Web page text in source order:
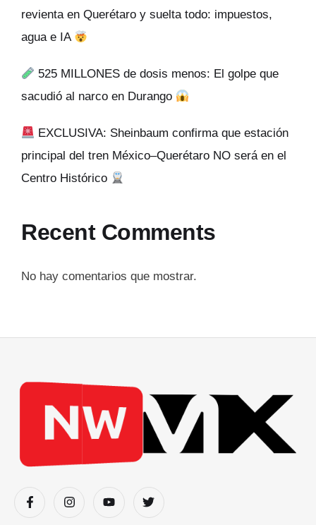
revienta en Querétaro y suelta todo: impuestos,
agua e IA
525 MILLONES de dosis menos: El golpe que
sacudió al narco en Durango
EXCLUSIVA: Sheinbaum confirma que estación
principal del tren México–Querétaro NO será en el
Centro Histórico
Recent Comments
No hay comentarios que mostrar.